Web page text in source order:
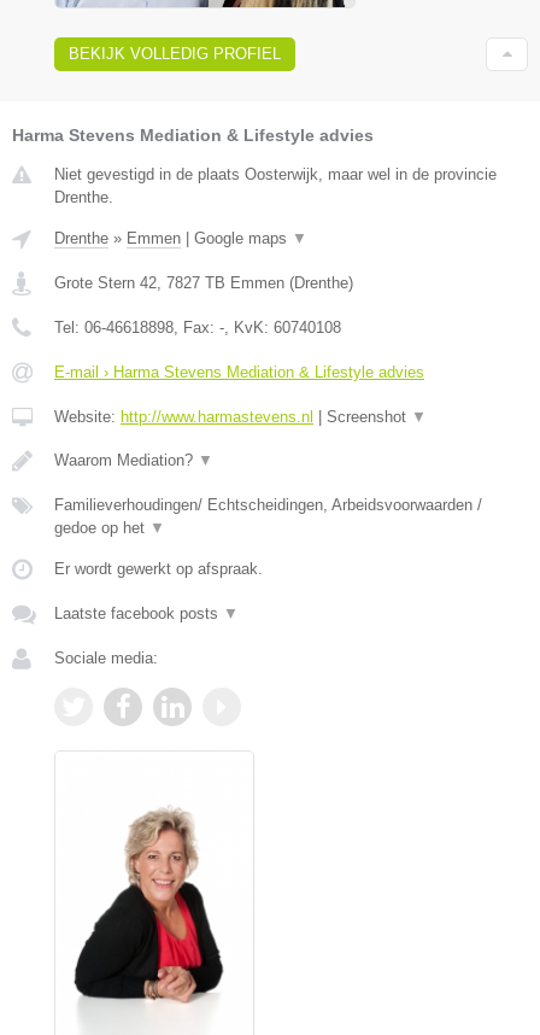
BEKIJK VOLLEDIG PROFIEL
Harma Stevens Mediation & Lifestyle advies
Niet gevestigd in de plaats Oosterwijk, maar wel in de provincie
Drenthe.
Drenthe » Emmen Google maps ▼
Grote Stern 42, 7827 TB Emmen (Drenthe)
Tel: 06-46618898, Fax: -, KvK: 60740108
E-mail › Harma Stevens Mediation & Lifestyle advies
Website: http://www.harmastevens.nl Screenshot ▼
Waarom Mediation? ▼
Familieverhoudingen/ Echtscheidingen, Arbeidsvoorwaarden /
gedoe op het ▼
Er wordt gewerkt op afspraak.
Laatste facebook posts ▼
Sociale media: